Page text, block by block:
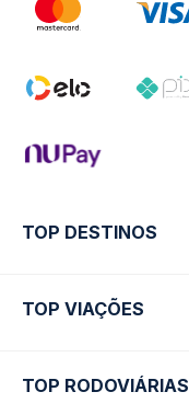
TOP DESTINOS
Ônibus Rio de Janeiro
Ônibus São Paulo
TOP VIAÇÕES
Passagens Cometa
TOP RODOVIÁRIAS